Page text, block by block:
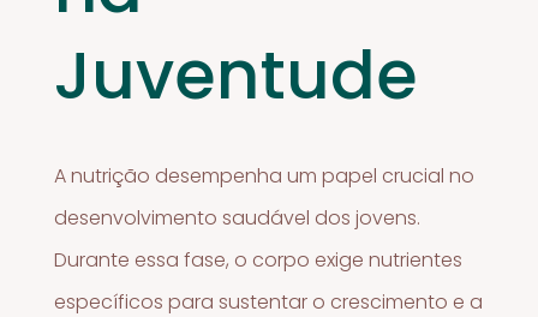
Juventude
A nutrição desempenha um papel crucial no
desenvolvimento saudável dos jovens.
Durante essa fase, o corpo exige nutrientes
específicos para sustentar o crescimento e a